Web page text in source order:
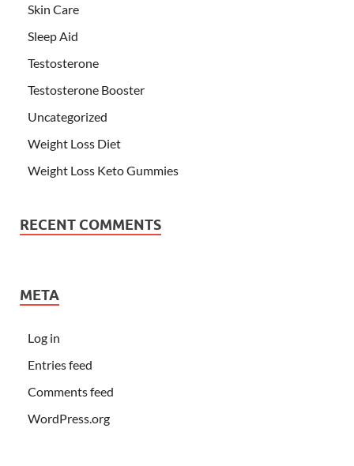
Skin Care
Sleep Aid
Testosterone
Testosterone Booster
Uncategorized
Weight Loss Diet
Weight Loss Keto Gummies
RECENT COMMENTS
META
Log in
Entries feed
Comments feed
WordPress.org